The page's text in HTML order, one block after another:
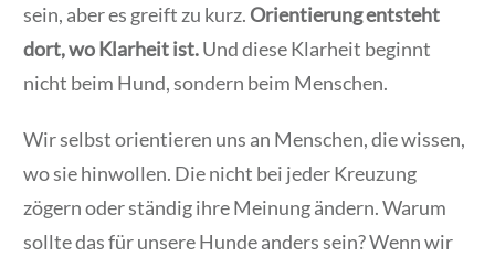
sein, aber es greift zu kurz. Orientierung entsteht
dort, wo Klarheit ist.Und diese Klarheit beginnt
nicht beim Hund, sondern beim Menschen.
Wir selbst orientieren uns an Menschen, die wissen,
wo sie hinwollen. Die nicht bei jeder Kreuzung
zögern oder ständig ihre Meinung ändern. Warum
sollte das für unsere Hunde anders sein? Wenn wir